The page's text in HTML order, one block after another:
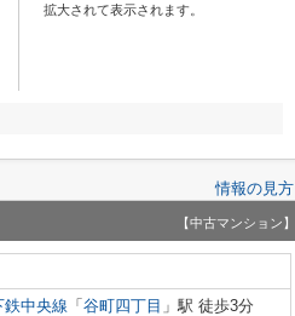
拡大されて表示されます。
情報の見方
【中古マンション】
鉄中央線 「 谷町四丁目 」駅 徒歩3分